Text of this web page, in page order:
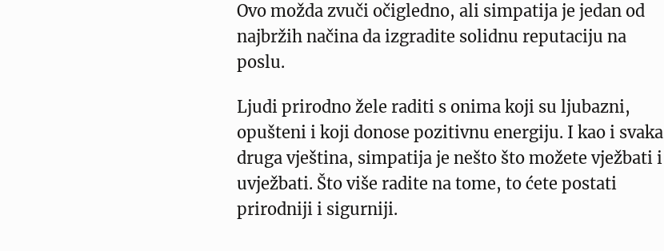
Ovo možda zvuči očigledno, ali simpatija je jedan od
najbržih načina da izgradite solidnu reputaciju na
poslu.
Ljudi prirodno žele raditi s onima koji su ljubazni,
opušteni i koji donose pozitivnu energiju. I kao i svaka
druga vještina, simpatija je nešto što možete vježbati i
uvježbati. Što više radite na tome, to ćete postati
prirodniji i sigurniji.